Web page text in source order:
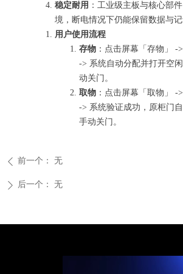
稳定耐用 ：工业级主板与核心部
境，断电情况下仍能保留数据与记
用户使用流程
存物 ：点击屏幕「存物」 -
-> 系统自动分配并打开空
动关门。
取物 ：点击屏幕「取物」 -
-> 系统验证成功，原柜门
手动关门。
ꄴ 前一个： 无
ꄲ 后一个： 无